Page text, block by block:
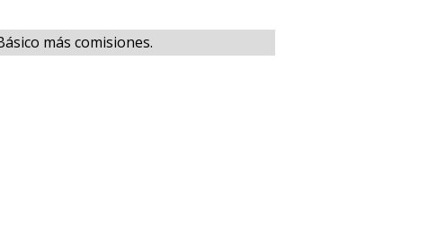
más comisiones.